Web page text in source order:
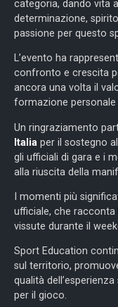
categoria, dando vita
determinazione,
passione per questo
L’evento ha
confronto e crescita
ancora una volta il
formazione
Un ringraziamento
Italia per il sostegno
gli ufficiali di gara e i
alla riuscita della
I momenti più
ufficiale, che racconta
vissute durante il
Sport Education
sul territorio,
qualità
per il gioco.